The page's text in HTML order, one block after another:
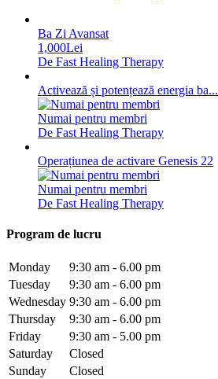
Ba Zi Avansat
1,000Lei
De Fast Healing Therapy
Activează și potențează energia ba...
Numai pentru membri
De Fast Healing Therapy
Operațiunea de activare Genesis 22
Numai pentru membri
De Fast Healing Therapy
Program de lucru
Monday
9:30 am - 6.00 pm
Tuesday
9:30 am - 6.00 pm
Wednesday 9:30 am - 6.00 pm
Thursday
9:30 am - 6.00 pm
Friday
9:30 am - 5.00 pm
Saturday
Closed
Sunday
Closed